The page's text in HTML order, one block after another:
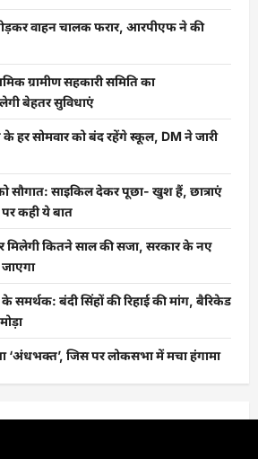
वाहन चालक फरार, आरपीएफ ने की
ग्रामीण सहकारी समिति का
बेहतर सुविधाएं
हर सोमवार को बंद रहेंगे स्कूल, DM ने जारी
सौगात: साइकिल देकर पूछा- खुश हैं, छात्राएं
कही ये बात
मिलेगी कितने साल की सजा, सरकार के नए
बंदी सिंहों की रिहाई की मांग, बैरिकेड
‘अंधभक्त’, जिस पर लोकसभा में मचा हंगामा